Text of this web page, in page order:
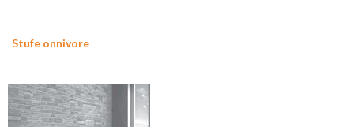
Stufe onnivore